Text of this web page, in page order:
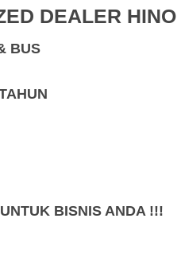
DEALER HINO
BUS
BISNIS ANDA !!!